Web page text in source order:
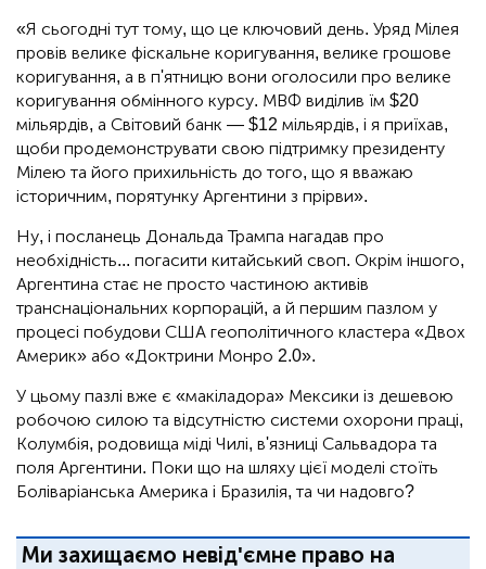
«Я сьогодні тут тому, що це ключовий день. Уряд Мілея
провів велике фіскальне коригування, велике грошове
коригування, а в п'ятницю вони оголосили про велике
коригування обмінного курсу. МВФ виділив їм $20
мільярдів, а Світовий банк — $12 мільярдів, і я приїхав,
щоби продемонструвати свою підтримку президенту
Мілею та його прихильність до того, що я вважаю
історичним, порятунку Аргентини з прірви».
Ну, і посланець Дональда Трампа нагадав про
необхідність... погасити китайський своп. Окрім іншого,
Аргентина стає не просто частиною активів
транснаціональних корпорацій, а й першим пазлом у
процесі побудови США геополітичного кластера «Двох
Америк» або «Доктрини Монро 2.0».
У цьому пазлі вже є «макіладора» Мексики із дешевою
робочою силою та відсутністю системи охорони праці,
Колумбія, родовища міді Чилі, в'язниці Сальвадора та
поля Аргентини. Поки що на шляху цієї моделі стоїть
Боліваріанська Америка і Бразилія, та чи надовго?
Ми захищаємо невід'ємне право на